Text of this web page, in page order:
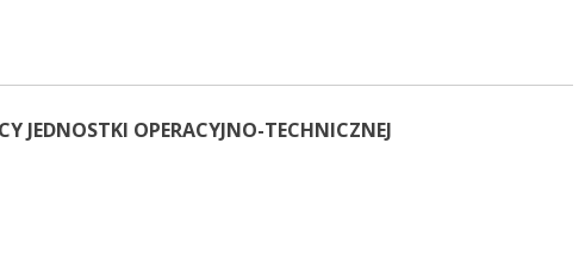
JEDNOSTKI OPERACYJNO-TECHNICZNEJ